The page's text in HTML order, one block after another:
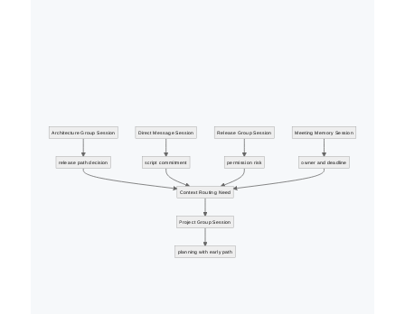
Architecture Group Session
release path decision
Project Group Session
planning with early path
Direct Message Session
script commitment
Release Group Session
permission risk
Meeting Memory Session
owner and deadline
Context Routing Need